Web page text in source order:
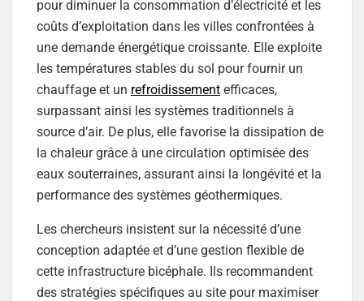
pour diminuer la consommation d’électricité et les
coûts d’exploitation dans les villes confrontées à
une demande énergétique croissante. Elle exploite
les températures stables du sol pour fournir un
chauffage et un refroidissement efficaces,
surpassant ainsi les systèmes traditionnels à
source d’air. De plus, elle favorise la dissipation de
la chaleur grâce à une circulation optimisée des
eaux souterraines, assurant ainsi la longévité et la
performance des systèmes géothermiques.
Les chercheurs insistent sur la nécessité d’une
conception adaptée et d’une gestion flexible de
cette infrastructure bicéphale. Ils recommandent
des stratégies spécifiques au site pour maximiser